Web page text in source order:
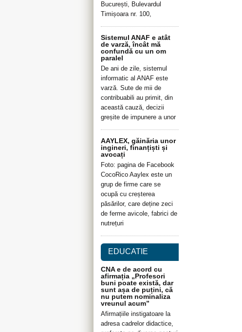
București, Bulevardul
Timișoara nr. 100,
Sistemul ANAF e atât
de varză, încât mă
confundă cu un om
paralel
De ani de zile, sistemul
informatic al ANAF este
varză. Sute de mii de
contribuabili au primit, din
această cauză, decizii
greșite de impunere a unor
AAYLEX, găinăria unor
ingineri, finanțiști și
avocați
Foto: pagina de Facebook
CocoRico Aaylex este un
grup de firme care se
ocupă cu creșterea
păsărilor, care deține zeci
de ferme avicole, fabrici de
nutrețuri
EDUCATIE
CNA e de acord cu
afirmația „Profesori
buni poate există, dar
sunt așa de puțini, că
nu putem nominaliza
vreunul acum”
Afirmațiile instigatoare la
adresa cadrelor didactice,